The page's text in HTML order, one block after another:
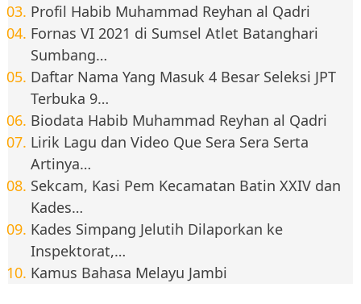
Profil Habib Muhammad Reyhan al Qadri
Fornas VI 2021 di Sumsel Atlet Batanghari
Sumbang…
Daftar Nama Yang Masuk 4 Besar Seleksi JPT
Terbuka 9…
Biodata Habib Muhammad Reyhan al Qadri
Lirik Lagu dan Video Que Sera Sera Serta
Artinya…
Sekcam, Kasi Pem Kecamatan Batin XXIV dan
Kades…
Kades Simpang Jelutih Dilaporkan ke
Inspektorat,…
Kamus Bahasa Melayu Jambi